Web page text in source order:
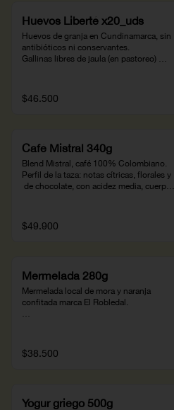
Huevos Liberté x20_uds
Huevos de granja en Cundinamarca, sin
antibióticos ni conservantes.
Gallinas libres de jaula (en pastoreo)
omega 3 y plantas nativas de la región.
Huevos de pastoreo ricos en omega 3 y
$46.500
Café Mistral 340g
Blend Mistral, café 100% Colombiano.
Perfil de la taza: notas cítricas, florales y
de chocolate, con acidez media, cuerpo
$49.900
Mermelada 280g
Mermelada local de mora y naranja
confitada marca El Robledal.
$38.500
Yogur griego 500g